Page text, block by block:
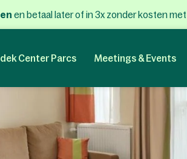
en betaal later of in 3x zonder kosten met
Center Parcs Meetings & Events